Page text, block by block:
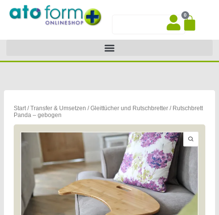
Inhalt
0
Start/Transfer & Umsetzen /Gleittücher und Rutschbretter/ Rutschbrett
Panda – gebogen